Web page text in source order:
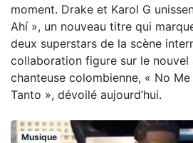
moment. Drake et Karol G
Ahí », un nouveau titre qui
deux superstars de la scène
collaboration figure sur le nouvel
chanteuse colombienne, « No
Tanto », dévoilé aujourd’hui.
Musique